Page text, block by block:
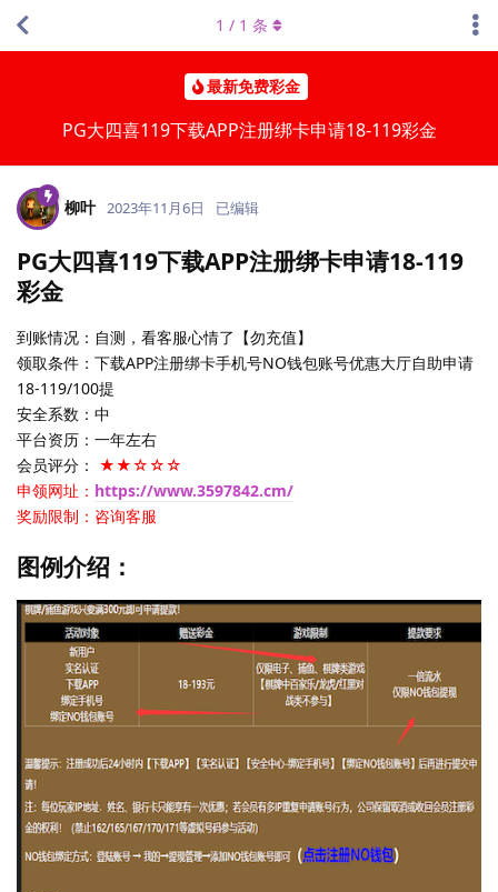
最新免费彩金
PG大四喜119下载APP注册绑卡申请18-119彩金
1 / 1 条
柳叶 2023年11月6日 已编辑
PG大四喜119下载APP注册绑卡申请18-119
彩金
到账情况：自测，看客服心情了【勿充值】
领取条件：下载APP注册绑卡手机号NO钱包账号优惠大厅自助申请
18-119/100提
安全系数：中
平台资历：一年左右
会员评分： ★★☆☆☆
申领网址： https://www.3597842.cm/
奖励限制：咨询客服
图例介绍：